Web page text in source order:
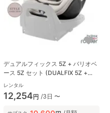
デュアルフィックス 5Z + バリオベ
ース 5Z セット (DUALFIX 5Z +
VARIO BASE 5Z) チャイルドシート
ブリタックス(BRITAX)
レンタル
12,254円 /3日 〜